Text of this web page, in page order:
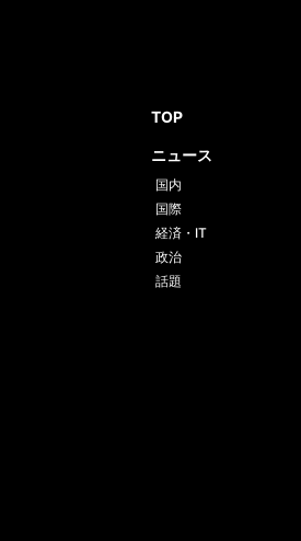
TOP
ニュース
国内
国際
経済・IT
政治
話題